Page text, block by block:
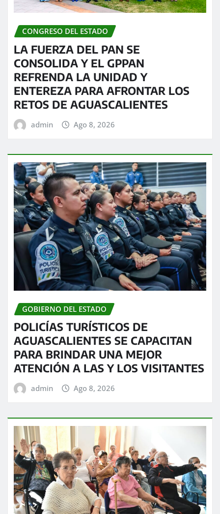
CONGRESO DEL ESTADO
LA FUERZA DEL PAN SE
CONSOLIDA Y EL GPPAN
REFRENDA LA UNIDAD Y
ENTEREZA PARA AFRONTAR LOS
RETOS DE AGUASCALIENTES
admin Ago 8, 2026
GOBIERNO DEL ESTADO
POLICÍAS TURÍSTICOS DE
AGUASCALIENTES SE CAPACITAN
PARA BRINDAR UNA MEJOR
ATENCIÓN A LAS Y LOS VISITANTES
admin Ago 8, 2026